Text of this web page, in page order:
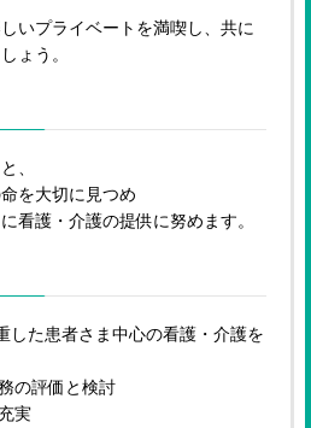
いプライベートを満喫し、共に
ょう。
、
を大切に見つめ
看護・介護の提供に努めます。
した患者さま中心の看護・介護を
の評価と検討
実